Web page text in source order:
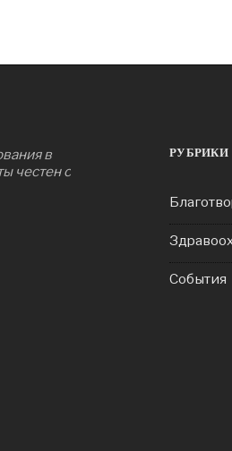
в
честен с
РУБРИКИ
События